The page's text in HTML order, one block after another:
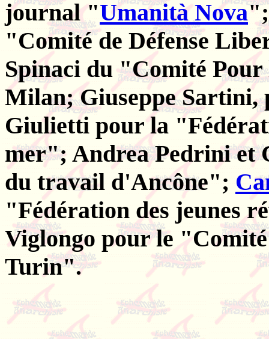
journal "Umanità Nova";
"Comité de Défense
Spinaci du "Comité
Milan; Giuseppe
Giulietti pour la
mer"; Andrea Pedrini et
du travail d'Ancône";
"Fédération des jeunes
Viglongo pour le
Turin".